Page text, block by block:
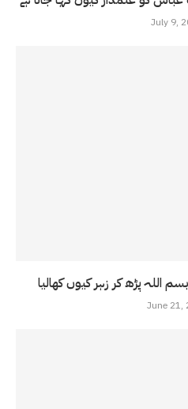
July 9,
June 21,